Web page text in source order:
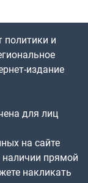
политики и
издание
для лиц
на сайте
наличии прямой
накликать